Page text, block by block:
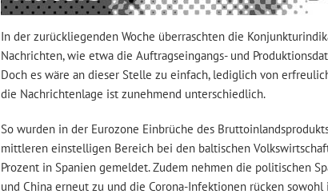
In der zurückliegenden Woche überraschten die
Nachrichten, wie etwa die Auftragseingangs- und
Doch es wäre an dieser Stelle zu einfach, lediglich von
die Nachrichtenlage ist zunehmend unterschiedlich.
So wurden in der Eurozone Einbrüche des
mittleren einstelligen Bereich bei den baltischen
Prozent in Spanien gemeldet. Zudem nehmen die politischen
und China erneut zu und die Corona-Infektionen rücken